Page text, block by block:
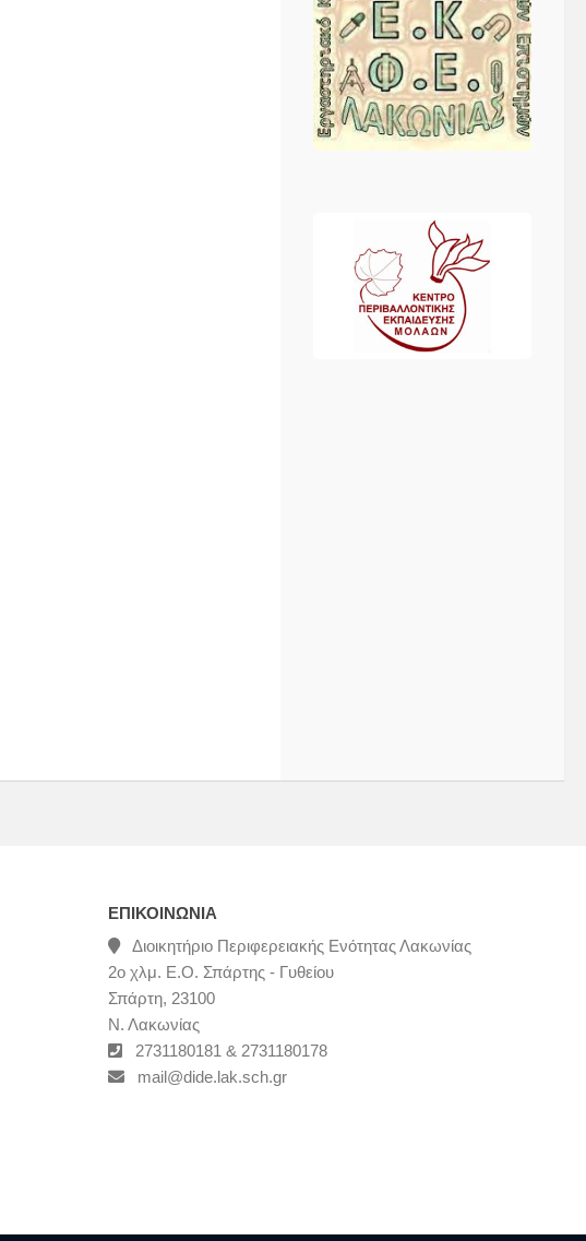
ΕΠΙΚΟΙΝΩΝΊΑ
Διοικητήριο Περιφερειακής Ενότητας Λακωνίας
2ο χλμ. Ε.Ο. Σπάρτης - Γυθείου
Σπάρτη, 23100
Ν. Λακωνίας
2731180181 & 2731180178
mail@dide.lak.sch.gr